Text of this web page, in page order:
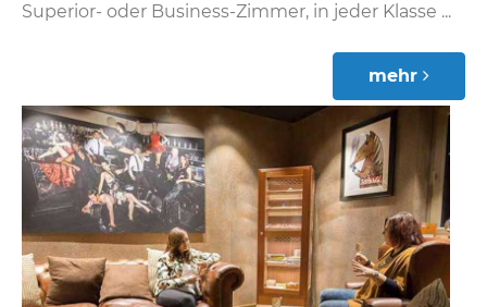
Superior- oder Business-Zimmer, in jeder Klasse ...
mehr